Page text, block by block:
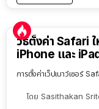
วิธีตั้งค่า Safari
iPhone และ
การตั้งค่าเว็ปเบาว์เซอร์
โดย Sasithakan